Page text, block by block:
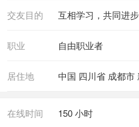
交友目的 互相学习，共同进步
职业 自由职业者
居住地 中国 四川省 成都市
在线时间 150 小时